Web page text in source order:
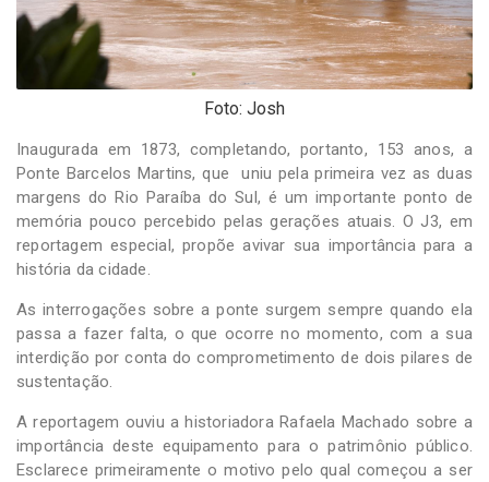
Sistemas
Foto: Josh
Inaugurada em 1873, completando, portanto, 153 anos, a
Ponte Barcelos Martins, que uniu pela primeira vez as duas
margens do Rio Paraíba do Sul, é um importante ponto de
memória pouco percebido pelas gerações atuais. O J3, em
reportagem especial, propõe avivar sua importância para a
história da cidade.
As interrogações sobre a ponte surgem sempre quando ela
passa a fazer falta, o que ocorre no momento, com a sua
interdição por conta do comprometimento de dois pilares de
sustentação.
A reportagem ouviu a historiadora Rafaela Machado sobre a
importância deste equipamento para o patrimônio público.
Esclarece primeiramente o motivo pelo qual começou a ser